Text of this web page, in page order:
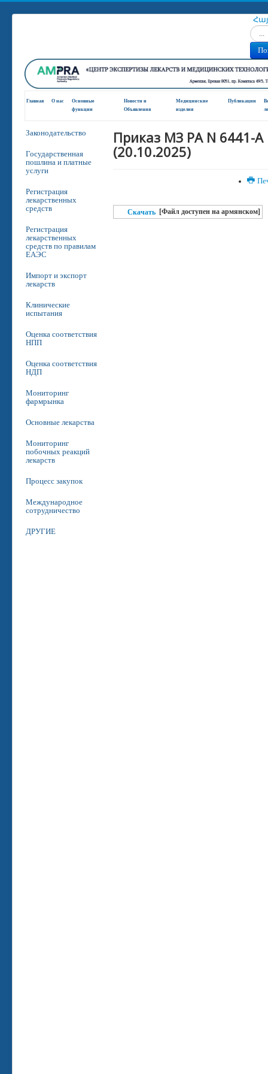
Главная О нас
Основные
функции
Новости и
Oбъявления
Медицинские
изделия
Публикации
Законодательство
Государственная
пошлина и платные
услуги
Регистрация
лекарственных
средств
Регистрация
лекарственных
средств по правилам
ЕАЭС
Импорт и экспорт
лекарств
Клинические
испытания
Оценка соответствия
НПП
Оценка соответствия
НДП
Мониторинг
фармрынка
Основные лекарства
Мониторинг
побочных реакций
лекарств
Процесс закупок
Международное
сотрудничество
ДРУГИЕ
Приказ МЗ РА N 6441-A
(20.10.2025)
Скачать [Файл доступен на армянском]